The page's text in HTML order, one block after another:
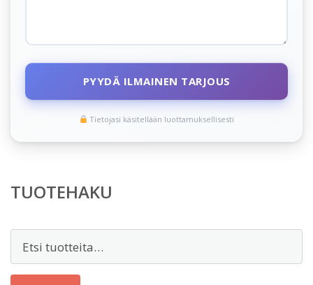
PYYDÄ ILMAINEN TARJOUS
Tietojasi käsitellään luottamuksellisesti
TUOTEHAKU